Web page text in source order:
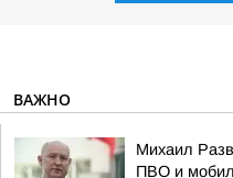
ВАЖНО
Михаил
ПВО и